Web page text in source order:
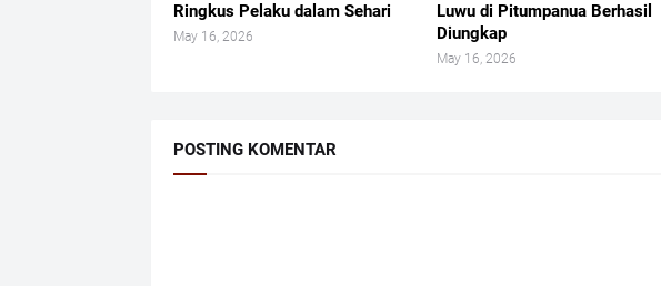
Ringkus Pelaku dalam Sehari
May 16, 2026
Luwu di Pitumpanua Berhasil
Diungkap
May 16, 2026
POSTING KOMENTAR